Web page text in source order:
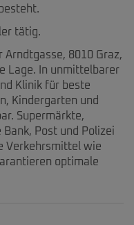
tätig.
Arndtgasse, 8010 Graz,
Lage. In unmittelbarer
Klinik für beste
Kindergarten und
Supermärkte,
Post und Polizei
Verkehrsmittel wie
optimale